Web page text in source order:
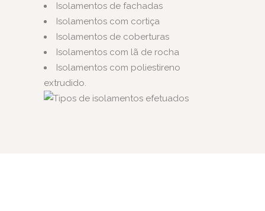
Isolamentos de fachadas
Isolamentos com cortiça
Isolamentos de coberturas
Isolamentos com lã de rocha
Isolamentos com poliestireno
extrudido.